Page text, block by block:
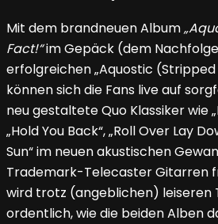
Mit dem brandneuen Album
Fact!“im Gepäck (dem
erfolgreichen „Aquostic
können sich die Fans live auf
neu gestaltete Quo Klassiker wie
„Hold You Back“, „Roll Over Lay
Sun“ im neuen akustischen
Trademark-Telecaster Gitarren
wird trotz (angeblichen) leiseren
ordentlich, wie die beiden Alben